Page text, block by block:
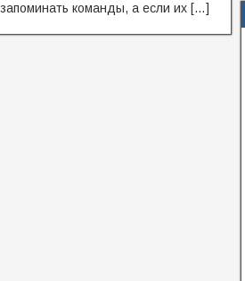
команды, а если их […]